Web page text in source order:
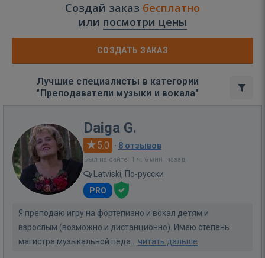
Создай заказ бесплатно
или посмотри цены
СОЗДАТЬ ЗАКАЗ
Лучшие специалисты в категории
"Преподаватели музыки и вокала"
Daiga G.
5.0 · 8 отзывов
Был на сайте: 1 ч. 6 мин. назад
Latviski, По-русски
PRO
Я преподаю игру на фортепиано и вокал детям и
взрослым (возможно и дистанционно). Имею степень
магистра музыкальной педа... читать дальше